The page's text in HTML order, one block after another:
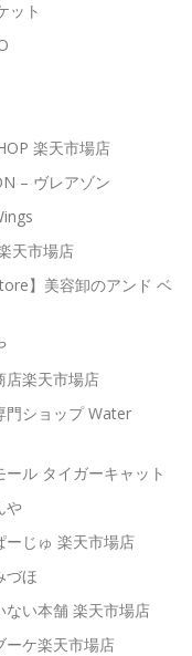
ット
楽天市場店
– ヴレアゾン
天市場店
】美容卸のアンド ベ
店楽天市場店
門ショップ Water
ール タイガーキャット
や
ーじゅ 楽天市場店
づほ
ない本舗 楽天市場店
ーケ楽天市場店